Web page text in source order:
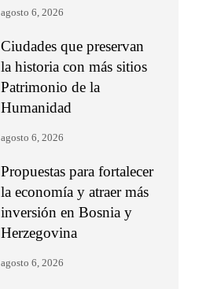
agosto 6, 2026
Ciudades que preservan
la historia con más sitios
Patrimonio de la
Humanidad
agosto 6, 2026
Propuestas para fortalecer
la economía y atraer más
inversión en Bosnia y
Herzegovina
agosto 6, 2026